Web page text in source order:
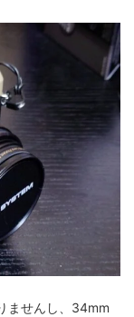
ませんし、34mm